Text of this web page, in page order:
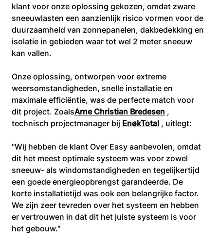
klant voor onze oplossing gekozen, omdat zware
sneeuwlasten een aanzienlijk risico vormen voor de
duurzaamheid van zonnepanelen, dakbedekking en
isolatie in gebieden waar tot wel 2 meter sneeuw
kan vallen.
Onze oplossing, ontworpen voor extreme
weersomstandigheden, snelle installatie en
maximale efficiëntie, was de perfecte match voor
dit project. ZoalsArne Christian Bredesen ,
technisch projectmanager bij EnøkTotal , uitlegt:
"Wij hebben de klant Over Easy aanbevolen, omdat
dit het meest optimale systeem was voor zowel
sneeuw- als windomstandigheden en tegelijkertijd
een goede energieopbrengst garandeerde. De
korte installatietijd was ook een belangrijke factor.
We zijn zeer tevreden over het systeem en hebben
er vertrouwen in dat dit het juiste systeem is voor
het gebouw."